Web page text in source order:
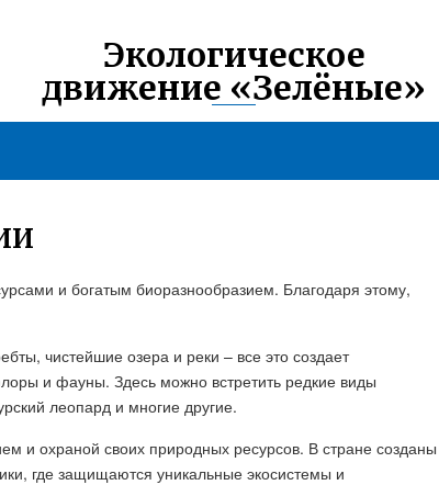
Экологическое
движение «Зелёные»
и богатым биоразнообразием. Благодаря этому,
чистейшие озера и реки – все это создает
и фауны. Здесь можно встретить редкие виды
леопард и многие другие.
и охраной своих природных ресурсов. В стране созданы
где защищаются уникальные экосистемы и